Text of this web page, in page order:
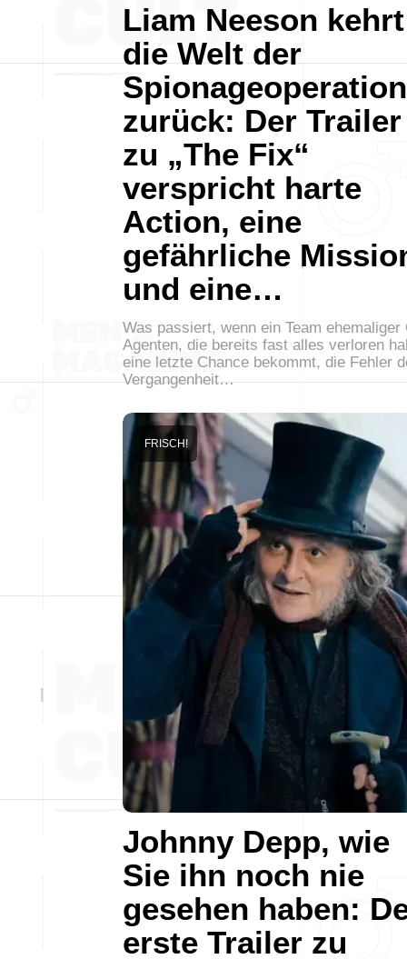
Liam Neeson
die Welt der
zurück: Der Trailer
zu „The Fix“
verspricht harte
Action, eine
gefährliche
und eine…
Was passiert, wenn ein Team ehemaliger
Agenten, die bereits fast alles verloren
eine letzte Chance bekommt, die Fehler
Vergangenheit…
Johnny Depp, wie
Sie ihn noch nie
gesehen haben:
erste Trailer zu
FRISCH!